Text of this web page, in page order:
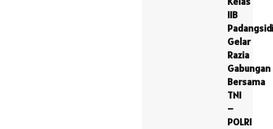
IIB
Gelar
Razia
Gabungan
Bersama
TNI
–
POLRI